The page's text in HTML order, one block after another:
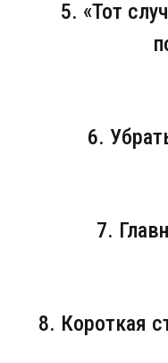
5. «Тот
6.
7.
8. Короткая